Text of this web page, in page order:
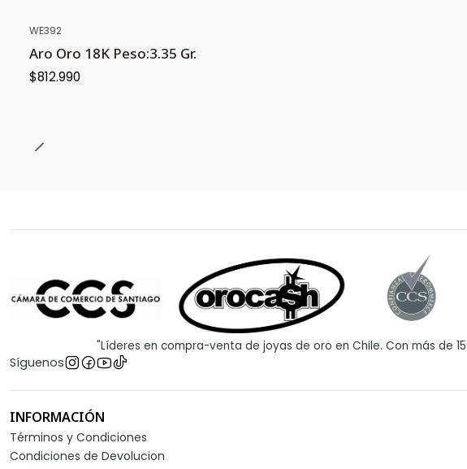
WE392
Aro Oro 18K Peso:3.35 Gr.
$812.990
"Líderes en compra-venta de joyas de oro en Chile. Con más de
Síguenos
INFORMACIÓN
Términos y Condiciones
Condiciones de Devolucion